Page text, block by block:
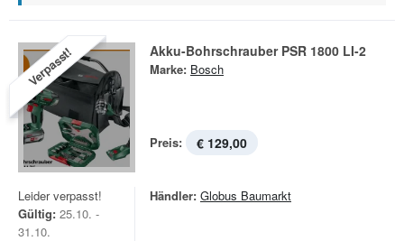
Verpasst! Akku-Bohrschrauber PSR 1800 LI-2
Marke: Bosch
Preis: € 129,00
Leider verpasst!
Gültig: 25.10. -
31.10.
Händler: Globus Baumarkt